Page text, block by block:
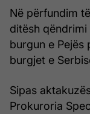
Në përfundim
ditësh
burgun e Pejës
burgjet e
Sipas
Prokuroria